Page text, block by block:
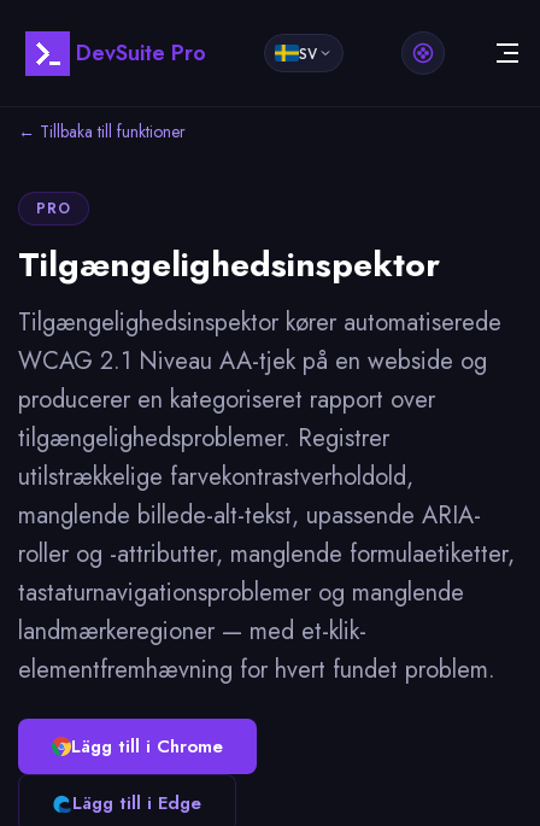
DevSuite Pro SV
← Tillbaka till funktioner
PRO
Tilgængelighedsinspektor
Tilgængelighedsinspektor kører automatiserede
WCAG 2.1 Niveau AA-tjek på en webside og
producerer en kategoriseret rapport over
tilgængelighedsproblemer. Registrer
utilstrækkelige farvekontrastverholdold,
manglende billede-alt-tekst, upassende ARIA-
roller og -attributter, manglende formulaetiketter,
tastaturnavigationsproblemer og manglende
landmærkeregioner — med et-klik-
elementfremhævning for hvert fundet problem.
Lägg till i Chrome
Lägg till i Edge